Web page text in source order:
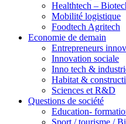
Healthtech –
Mobilité logistique
Foodtech Agritech
Economie de demain
Entrepreneurs
Innovation sociale
Inno tech &
Habitat &
Sciences et R&D
Questions de société
Education-
Sport / tourisme /